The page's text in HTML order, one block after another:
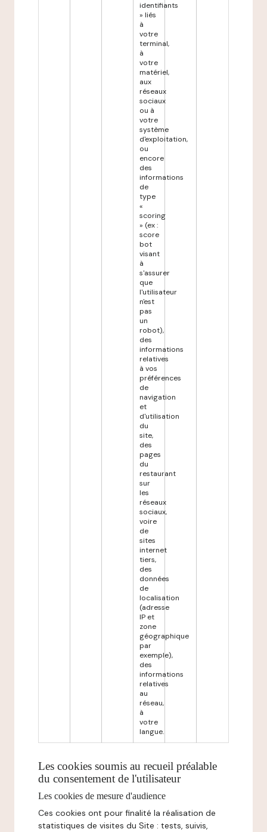
identifiants
» liés
à
votre
terminal,
à
votre
matériel,
aux
réseaux
sociaux
ou à
votre
système
d'exploitation,
ou
encore
des
informations
de
type
«
scoring
» (ex :
score
bot
visant
à
s'assurer
que
l'utilisateur
n'est
pas
un
robot),
des
informations
relatives
à vos
préférences
de
navigation
et
d'utilisation
du
site,
des
pages
du
restaurant
sur
les
réseaux
sociaux,
voire
de
sites
internet
tiers,
des
données
de
localisation
(adresse
IP et
zone
géographique
par
exemple),
des
informations
relatives
au
réseau,
à
votre
langue.
Les cookies soumis au recueil préalable
du consentement de l'utilisateur
Les cookies de mesure d'audience
Ces cookies ont pour finalité la réalisation de
statistiques de visites du Site : tests, suivis,